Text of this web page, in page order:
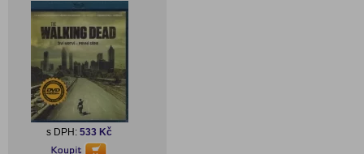
s DPH: 533 Kč